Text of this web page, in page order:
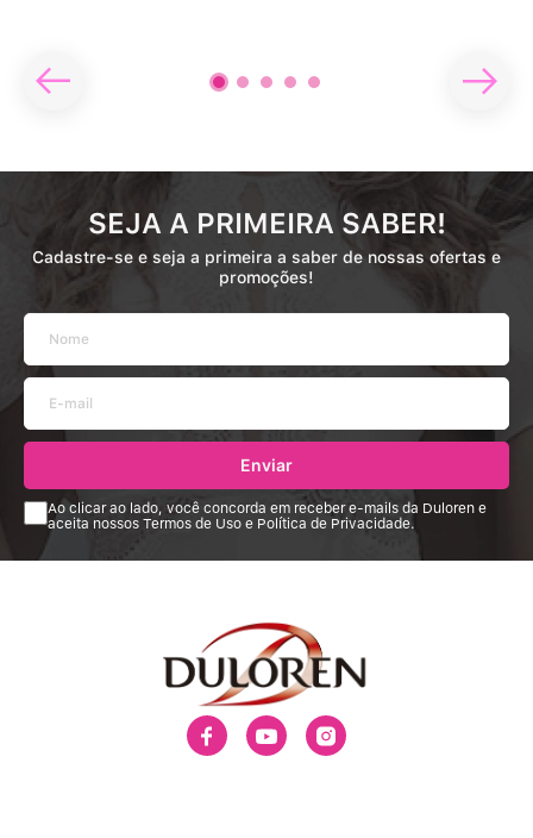
SEJA A PRIMEIRA SABER!
Cadastre-se e seja a primeira a saber de nossas ofertas e
promoções!
Enviar
Ao clicar ao lado, você concorda em receber e-mails da Duloren e
aceita nossos Termos de Uso e Política de Privacidade.